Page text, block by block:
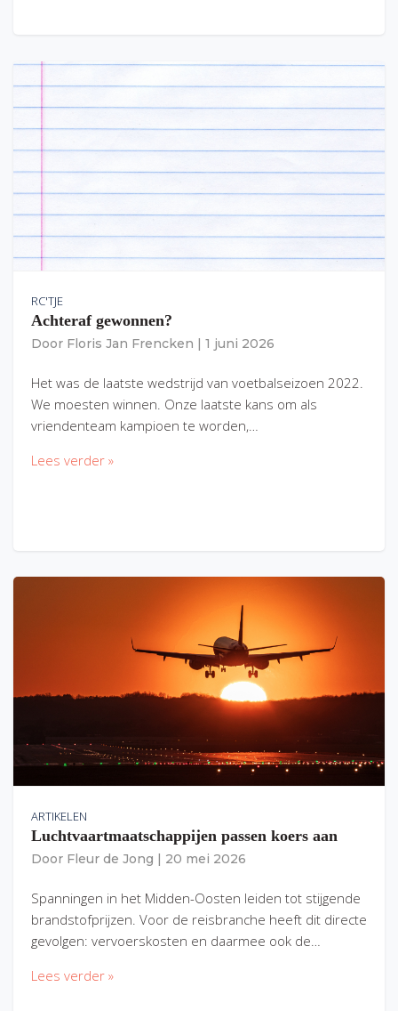
RC'TJE
Achteraf gewonnen?
Door Floris Jan Frencken 1 juni 2026
Het was de laatste wedstrijd van voetbalseizoen 2022.
We moesten winnen. Onze laatste kans om als
vriendenteam kampioen te worden,…
Lees verder »
ARTIKELEN
Luchtvaartmaatschappijen passen koers aan
Door Fleur de Jong 20 mei 2026
Spanningen in het Midden-Oosten leiden tot stijgende
brandstofprijzen. Voor de reisbranche heeft dit directe
gevolgen: vervoerskosten en daarmee ook de…
Lees verder »